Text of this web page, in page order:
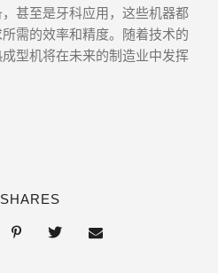
甚至是牙科应用，这些机器都
需的效率和精度。随着技术的
型机将在未来的制造业中发挥
SHARES